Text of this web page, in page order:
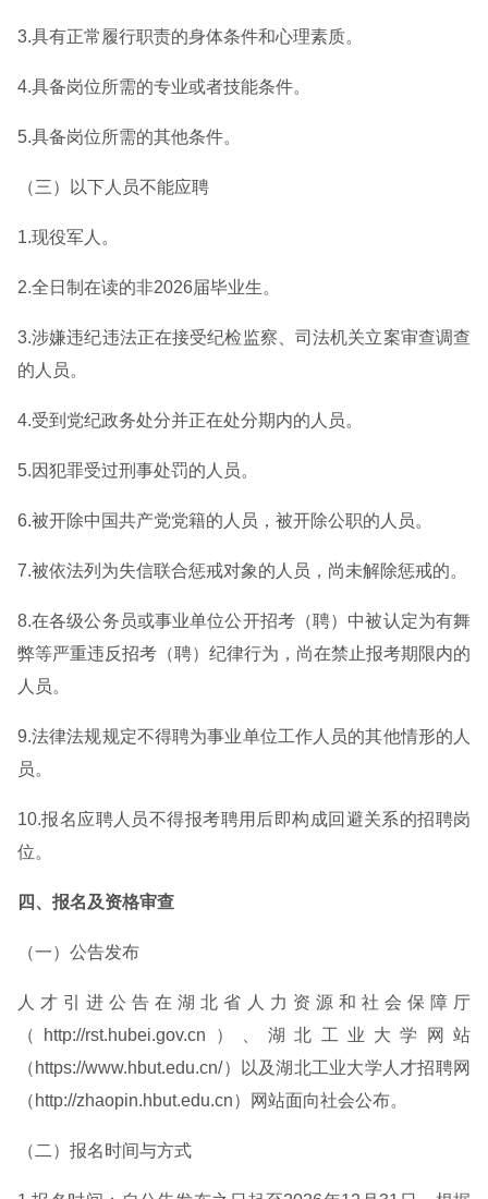
3.具有正常履行职责的身体条件和心理素质。
4.具备岗位所需的专业或者技能条件。
5.具备岗位所需的其他条件。
（三）以下人员不能应聘
1.现役军人。
2.全日制在读的非2026届毕业生。
3.涉嫌违纪违法正在接受纪检监察、司法机关立案审查调查
的人员。
4.受到党纪政务处分并正在处分期内的人员。
5.因犯罪受过刑事处罚的人员。
6.被开除中国共产党党籍的人员，被开除公职的人员。
7.被依法列为失信联合惩戒对象的人员，尚未解除惩戒的。
8.在各级公务员或事业单位公开招考（聘）中被认定为有舞
弊等严重违反招考（聘）纪律行为，尚在禁止报考期限内的
人员。
9.法律法规规定不得聘为事业单位工作人员的其他情形的人
员。
10.报名应聘人员不得报考聘用后即构成回避关系的招聘岗
位。
四、报名及资格审查
（一）公告发布
人才引进公告在湖北省人力资源和社会保障厅
（http://rst.hubei.gov.cn）、湖北工业大学网站
（https://www.hbut.edu.cn/）以及湖北工业大学人才招聘网
（http://zhaopin.hbut.edu.cn）网站面向社会公布。
（二）报名时间与方式